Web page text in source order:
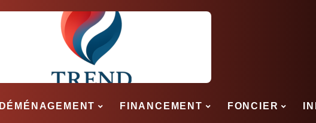
DÉMÉNAGEMENT FINANCEMENT FONCIER